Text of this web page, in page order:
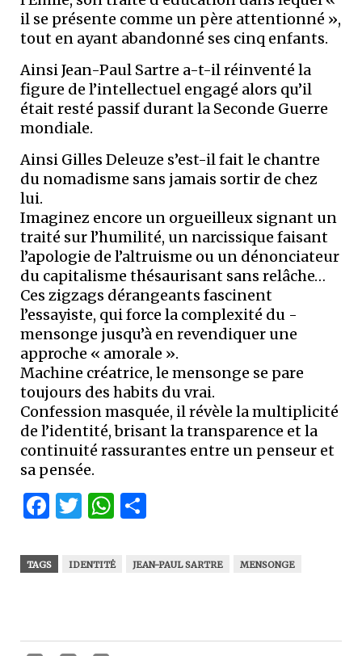
il se présente comme un père ­attentionné »,
tout en ayant abandonné ses cinq enfants.
Ainsi Jean-Paul Sartre a-t-il réinventé la
figure de l’intellectuel engagé alors qu’il
était resté passif ­durant la Seconde Guerre
mondiale.
Ainsi Gilles Deleuze s’est-il fait le chan­tre
du nomadisme sans jamais sortir de chez
lui.
Imaginez encore un orgueil­leux signant un
traité sur l’humilité, un narcissique faisant
l’apologie de l’altruisme ou un dénonciateur
du ­capitalisme thésaurisant sans relâche…
Ces zigzags dérangeants fascinent
l’essayiste, qui force la complexité du ­
mensonge jusqu’à en revendiquer une
approche « amorale ».
Machine créatrice, le mensonge se pare
toujours des habits du vrai.
Confession masquée, il révèle la multiplicité
de l’identité, ­brisant la transparence et la
continuité rassurantes entre un penseur et
sa ­pensée.
Facebook
Twitter
WhatsApp
TAGS IDENTITĖ JEAN-PAUL SARTRE MENSONGE